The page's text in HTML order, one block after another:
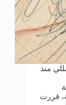
منذ
قررت